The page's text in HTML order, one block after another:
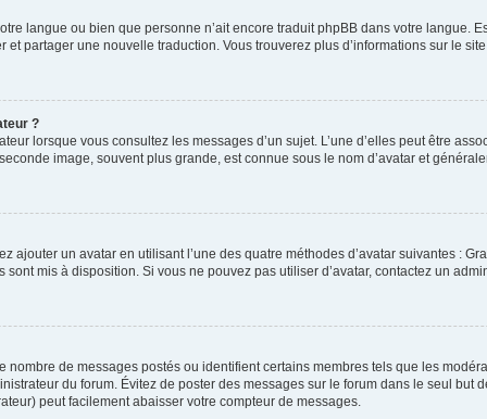
langue ou bien que personne n’ait encore traduit phpBB dans votre langue.
et partager une nouvelle traduction. Vous trouverez plus d’informations sur le
?
lorsque vous consultez les messages d’un sujet. L’une d’elles peut être
image, souvent plus grande, est connue sous le nom d’avatar et
ajouter un avatar en utilisant l’une des quatre méthodes d’avatar suivantes :
mis à disposition. Si vous ne pouvez pas utiliser d’avatar, contactez un
nombre de messages postés ou identifient certains membres tels que les
du forum. Évitez de poster des messages sur le forum dans le seul but
peut facilement abaisser votre compteur de messages.